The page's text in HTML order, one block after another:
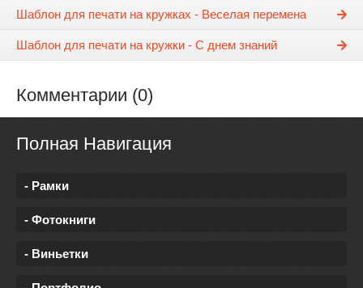
Шаблон для печати на кружках - Веселая перемена
Шаблон для печати на кружки - С днем знаний
Комментарии (0)
Полная Навигация
- Рамки
- Фотокниги
- Виньетки